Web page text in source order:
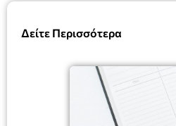
Δείτε Περισσότερα